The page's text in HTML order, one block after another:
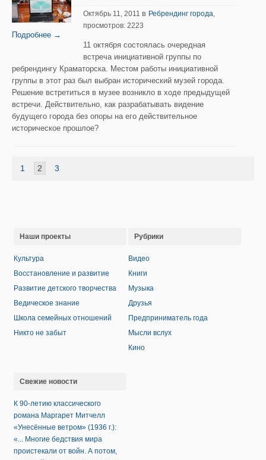
Подробнее →
Октябрь 11, 2011 в Ребрендинг города,
просмотров: 2223
11 октября состоялась очередная
встреча инициативной группы по
ребрендингу Краматорска. Местом работы инициативной
группы в этот раз был выбран исторический музей города.
Решение встретиться в музее возникло в ходе предыдущей
встречи. Действительно, как разрабатывать видение
будущего города без опоры на его действительное
историческое прошлое?
1 2 3
Наши проекты
Культура
Восстановление и развитие
Развитие детского творчества
Ведическое знание
Школа семейных отношений
Никто не забыт
Рубрики
Видео
Книги
Музыка
Друзья
Предприниматель года
Мысли вслух
Кино
Свежие новости
К 90-летию классического
романа Маргарет Митчелл
«Унесённые ветром» (1936 г.):
«... Многие бедствия мира
проистекали от войн. А потом,